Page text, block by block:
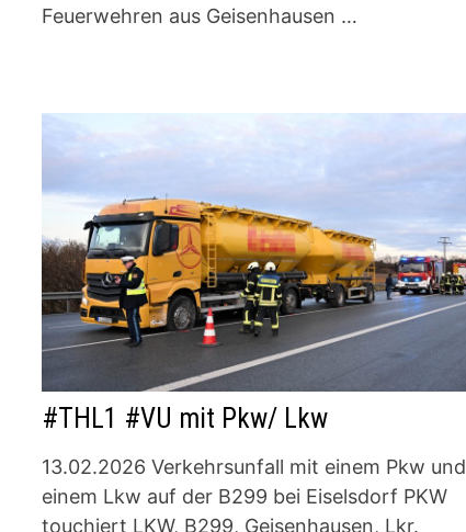
Feuerwehren aus Geisenhausen …
#THL1 #VU mit Pkw/ Lkw
13.02.2026 Verkehrsunfall mit einem Pkw und
einem Lkw auf der B299 bei Eiselsdorf PKW
touchiert LKW, B299, Geisenhausen, Lkr.